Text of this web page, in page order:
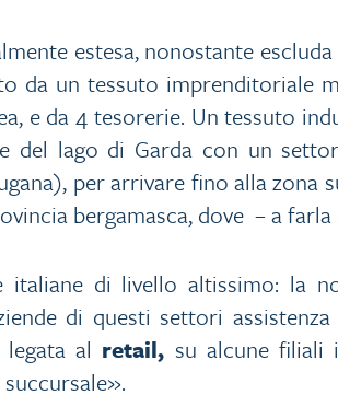
estesa, nonostante
da un tessuto imprenditoriale
e da 4 tesorerie. Un tessuto
del lago di Garda con un
per arrivare fino alla zona
bergamasca, dove – a
italiane di livello altissimo: la
di questi settori assistenza
al retail, su alcune